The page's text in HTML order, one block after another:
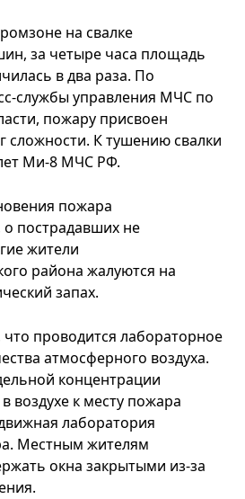
на свалке
за четыре часа площадь
в два раза. По
службы управления МЧС по
пожару присвоен
К тушению свалки
Ми-8 МЧС РФ.
пожара
о пострадавших не
жители
района жалуются на
запах.
проводится лабораторное
атмосферного воздуха.
концентрации
воздухе к месту пожара
лаборатория
Местным жителям
окна закрытыми из-за